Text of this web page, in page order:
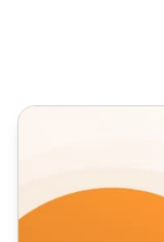
Modelos de